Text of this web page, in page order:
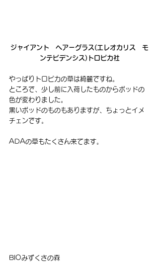
ジャイアント　ヘアーグラス(エレオカリス　モ
ンテビデンシス)トロピカ社
やっぱりトロピカの草は綺麗ですね。
ところで、少し前に入荷したものからポッドの
色が変わりました。
黒いポッドのものもありますが、ちょっとイメ
チェンです。
ADAの草もたくさん来てます。
BIOみずくさの森